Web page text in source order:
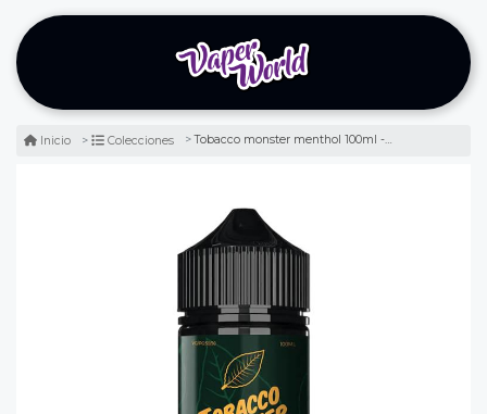
Inicio Colecciones Tobacco monster menthol 100ml - tabaco menthol